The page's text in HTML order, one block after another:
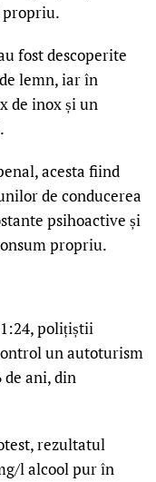
propriu.
fost descoperite
lemn, iar în
de inox și un
acesta fiind
de conducerea
psihoactive și
propriu.
polițiștii
un autoturism
de ani, din
rezultatul
l alcool pur în